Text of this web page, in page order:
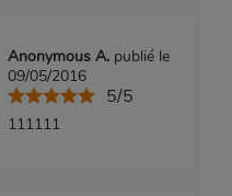
Anonymous A. publié le
09/05/2016
5/5
111111